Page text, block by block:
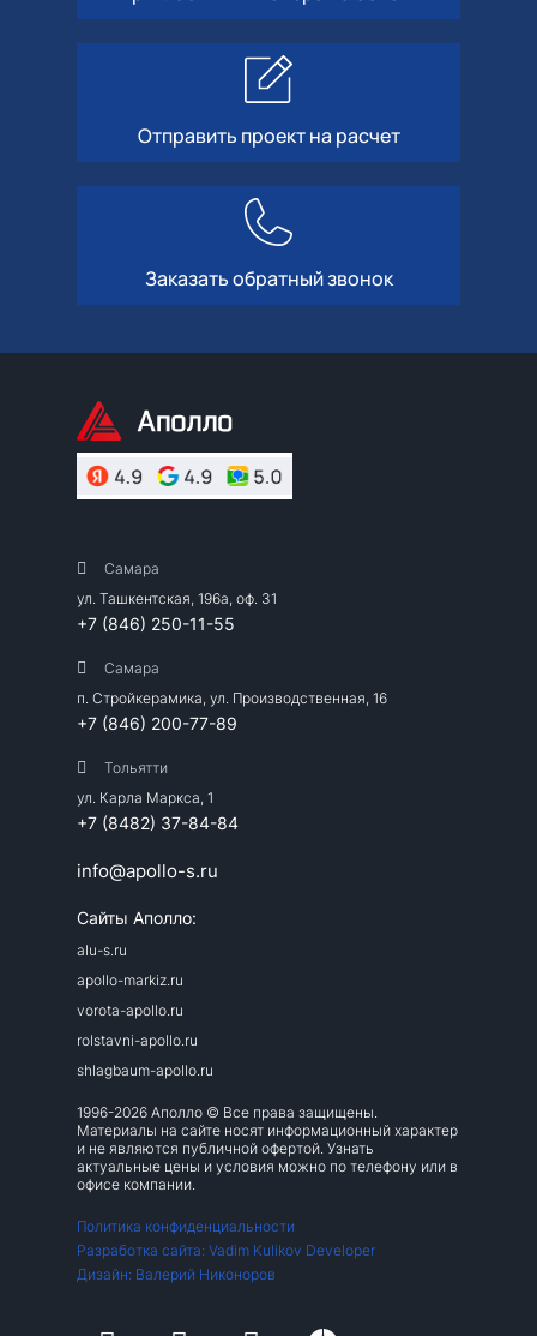
Отправить проект на расчет
Заказать обратный звонок
Самара
ул. Ташкентская, 196а, оф. 31
+7 (846) 250-11-55
Самара
п. Стройкерамика, ул. Производственная, 16
+7 (846) 200-77-89
Тольятти
ул. Карла Маркса, 1
+7 (8482) 37-84-84
info@apollo-s.ru
Сайты Аполло:
alu-s.ru
apollo-markiz.ru
vorota-apollo.ru
rolstavni-apollo.ru
shlagbaum-apollo.ru
1996-2026 Аполло © Все права защищены.
Материалы на сайте носят информационный характер
и не являются публичной офертой. Узнать
актуальные цены и условия можно по телефону или в
офисе компании.
Политика конфиденциальности
Разработка сайта: Vadim Kulikov Developer
Дизайн: Валерий Никоноров